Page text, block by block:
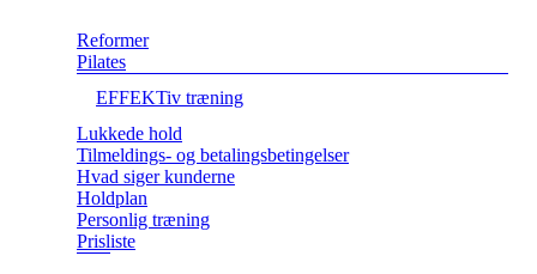
Reformer
Pilates
EFFEKTiv træning
Lukkede hold
Tilmeldings- og betalingsbetingelser
Hvad siger kunderne
Holdplan
Personlig træning
Prisliste